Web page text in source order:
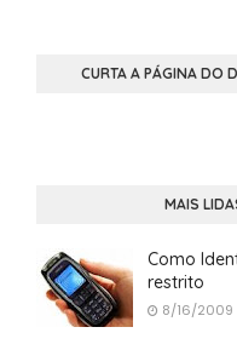
CURTA A PÁGINA DO
MAIS
Como
restrito
8/16/2009